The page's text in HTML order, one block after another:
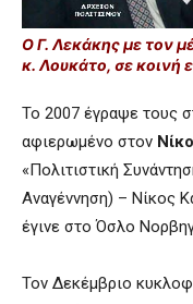
Ο Γ. Λεκάκης με τον
κ. Λουκάτο, σε κοινή
Το 2007 έγραψε τους
αφιερωμένο στον
«Πολιτιστική
Αναγέννηση) – Νίκος
έγινε στο Όσλο
Τον Δεκέμβριο